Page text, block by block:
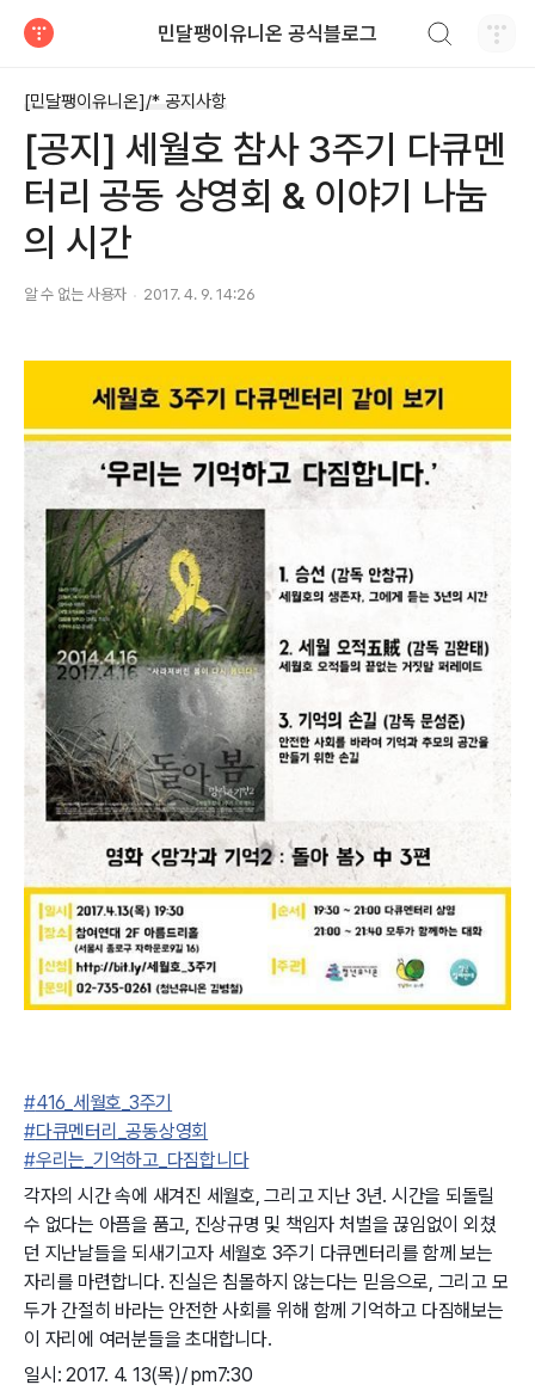
민달팽이유니온 공식블로그
[민달팽이유니온]/* 공지사항
[공지] 세월호 참사 3주기 다큐멘
터리 공동 상영회 & 이야기 나눔
의 시간
알 수 없는 사용자 2017. 4. 9. 14:26
#416_세월호_3주기
#다큐멘터리_공동상영회
#우리는_기억하고_다짐합니다
각자의 시간 속에 새겨진 세월호, 그리고 지난 3년. 시간을 되돌릴
수 없다는 아픔을 품고, 진상규명 및 책임자 처벌을 끊임없이 외쳤
던 지난날들을 되새기고자 세월호 3주기 다큐멘터리를 함께 보는
자리를 마련합니다. 진실은 침몰하지 않는다는 믿음으로, 그리고 모
두가 간절히 바라는 안전한 사회를 위해 함께 기억하고 다짐해보는
이 자리에 여러분들을 초대합니다.
일시: 2017. 4. 13(목)/ pm7:30